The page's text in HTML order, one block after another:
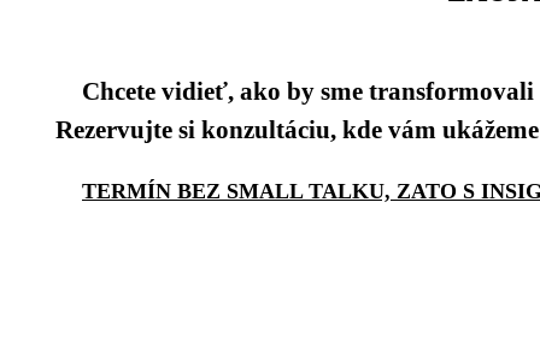
Chcete vidieť, ako by sme
Rezervujte si konzultáciu, kde vám
TERMÍN BEZ SMALL TALKU, ZATO S